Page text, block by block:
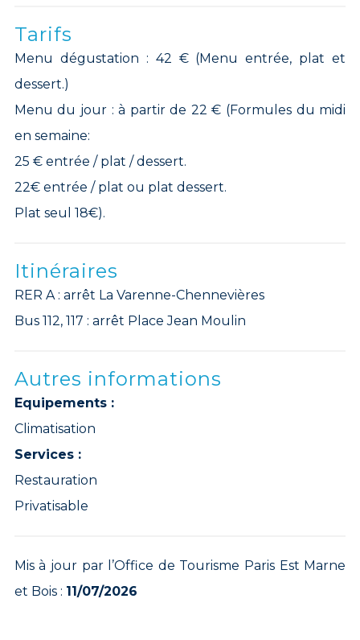
Tarifs
Menu dégustation : 42 € (Menu entrée, plat et
dessert.)
Menu du jour : à partir de 22 € (Formules du midi
en semaine:
25 € entrée / plat / dessert.
22€ entrée / plat ou plat dessert.
Plat seul 18€).
Itinéraires
RER A : arrêt La Varenne-Chennevières
Bus 112, 117 : arrêt Place Jean Moulin
Autres informations
Equipements :
Climatisation
Services :
Restauration
Privatisable
Mis à jour par l’Office de Tourisme Paris Est Marne
et Bois : 11/07/2026